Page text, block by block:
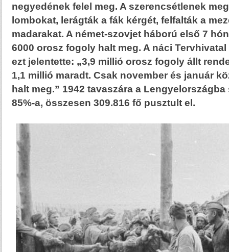
negyedének felel meg. A szerencsétlenek
lombokat, lerágták a fák kérgét, felfalták a
madarakat. A német-szovjet háború első 7
6000 orosz fogoly halt meg. A náci
ezt jelentette: „3,9 millió orosz fogoly állt
1,1 millió maradt. Csak november és január
halt meg.” 1942 tavaszára a
85%-a, összesen 309.816 fő pusztult el.